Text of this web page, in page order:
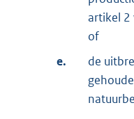
artikel 2
of
e.
de